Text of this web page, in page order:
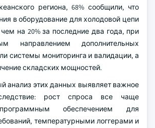
региона, 68% сообщили, что
в оборудование для холодовой цепи
на 20% за последние два года, при
направлением дополнительных
системы мониторинга и валидации, а
складских мощностей.
анализ этих данных выявляет важное
рост спроса все чаще
обеспечением для
температурными логгерами и